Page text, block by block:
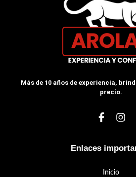
Más de 10 años de experiencia,
precio.
Enlaces
Inicio